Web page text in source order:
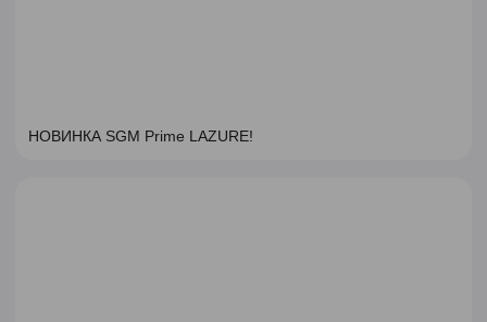
НОВИНКА SGM Prime LAZURE!